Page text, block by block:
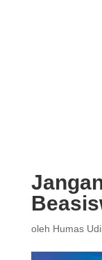
oleh Humas